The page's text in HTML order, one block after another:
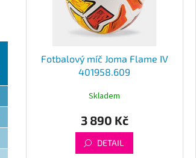
Fotbalový míč Joma Flame IV
401958.609
Skladem
3 890 Kč
DETAIL